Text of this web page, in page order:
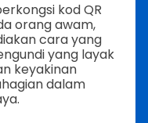
kod QR
orang awam,
cara yang
yang layak
keyakinan
dalam